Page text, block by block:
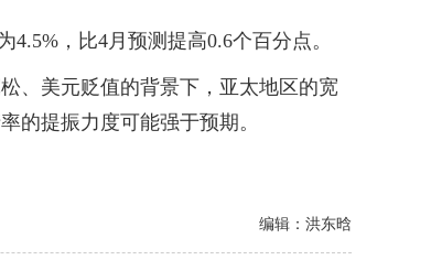
，比4月预测提高0.6个百分点。
、美元贬值的背景下，亚太地区的宽
的提振力度可能强于预期。
编辑：洪东晗